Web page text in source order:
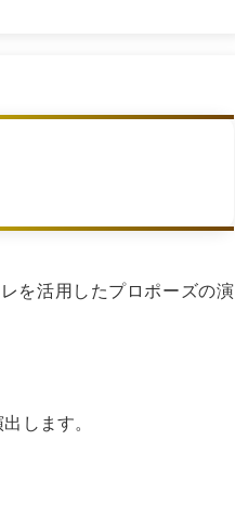
を活用したプロポーズの演
します。